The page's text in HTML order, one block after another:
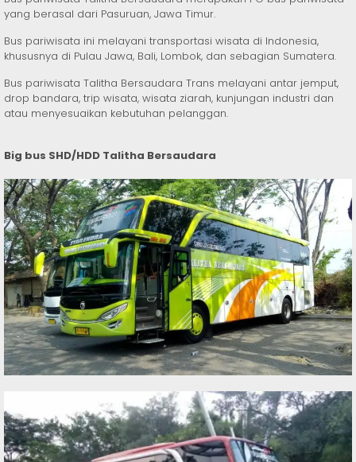
yang berasal dari Pasuruan, Jawa Timur.
Bus pariwisata ini melayani transportasi wisata di Indonesia,
khususnya di Pulau Jawa, Bali, Lombok, dan sebagian Sumatera.
Bus pariwisata Talitha Bersaudara Trans melayani antar jemput,
drop bandara, trip wisata, wisata ziarah, kunjungan industri dan
atau menyesuaikan kebutuhan pelanggan.
Big bus SHD/HDD Talitha Bersaudara